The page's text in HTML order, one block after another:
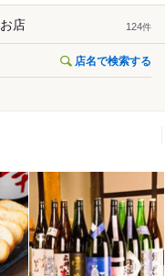
お店 124件
店名で検索する